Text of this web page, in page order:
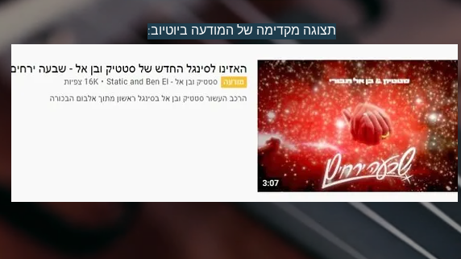
:תצוגה מקדימה של המודעה ביוטיוב